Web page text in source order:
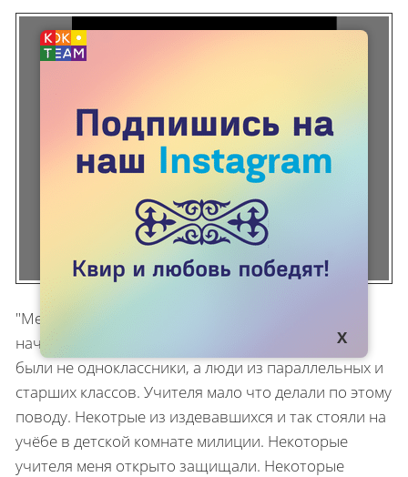
"Меня постоянно унижали, обзывали и били
начиная с начальной школы. Причём чаще это
были не одноклассники, а люди из параллельных и
старших классов. Учителя мало что делали по этому
поводу. Некотрые из издевавшихся и так стояли на
учёбе в детской комнате милиции. Некоторые
учителя меня открыто защищали. Некоторые